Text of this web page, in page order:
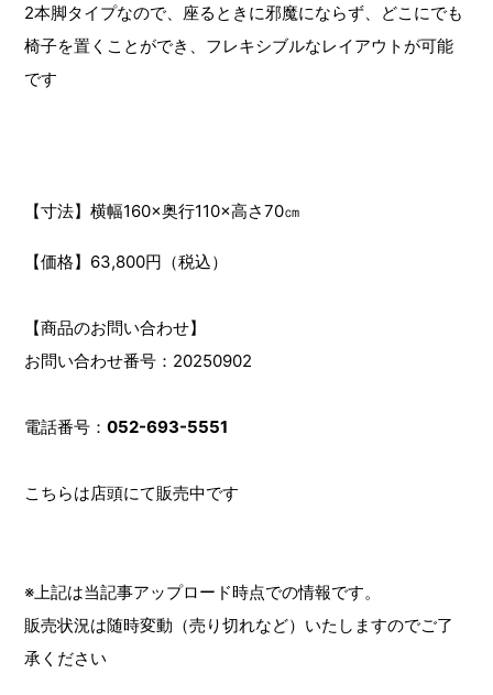
2本脚タイプなので、座るときに邪魔にならず、どこにでも
椅子を置くことができ、フレキシブルなレイアウトが可能
です
【寸法】横幅160×奥行110×高さ70㎝
【価格】63,800円（税込）
【商品のお問い合わせ】
お問い合わせ番号：20250902
電話番号：052-693-5551
こちらは店頭にて販売中です
※上記は当記事アップロード時点での情報です。
販売状況は随時変動（売り切れなど）いたしますのでご了
承ください